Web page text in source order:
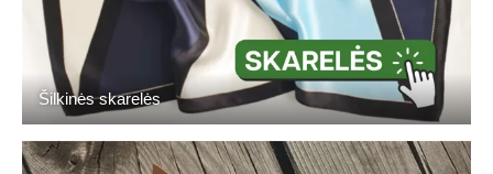
Šilkinės skarelės